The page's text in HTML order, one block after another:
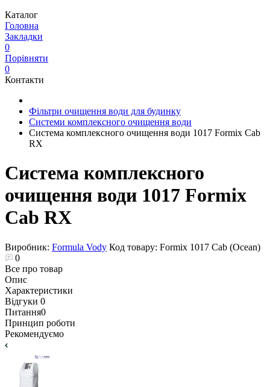
Каталог
Головна
Закладки
0
Порівняти
0
Контакти
Фільтри очищення води для будинку
Системи комплексного очищення води
Система комплексного очищення води 1017 Formix Cab
RX
Система комплексного
очищення води 1017 Formix
Cab RX
Виробник: Formula Vody Код товару: Formix 1017 Cab (Ocean)
0
Все про товар
Опис
Характеристики
Відгуки 0
Питання0
Принцип роботи
Рекомендуємо